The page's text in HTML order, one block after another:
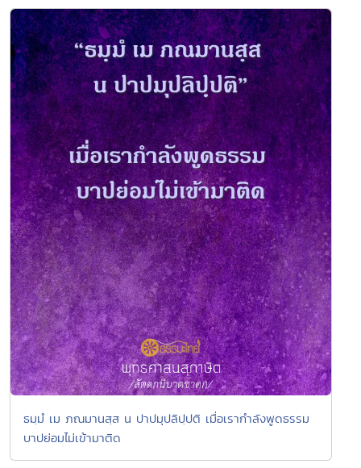
ธมฺมํ เม ภณมานสฺส น ปาปมุปลิปฺปติ เมื่อเรากำลังพูดธรรม
บาปย่อมไม่เข้ามาติด